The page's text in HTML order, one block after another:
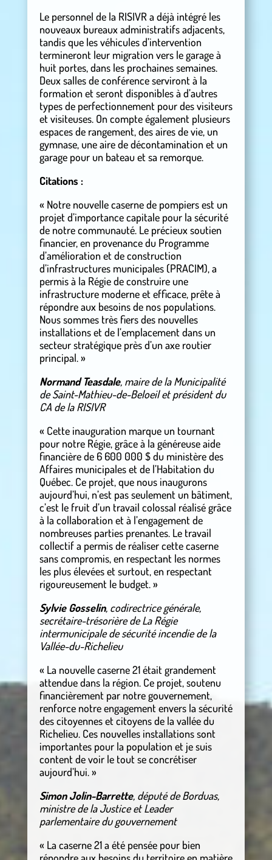
Le personnel de la RISIVR a déjà intégré les
nouveaux bureaux administratifs adjacents,
tandis que les véhicules d’intervention
termineront leur migration vers le garage à
huit portes, dans les prochaines semaines.
Deux salles de conférence serviront à la
formation et seront disponibles à d’autres
types de perfectionnement pour des visiteurs
et visiteuses. On compte également plusieurs
espaces de rangement, des aires de vie, un
gymnase, une aire de décontamination et un
garage pour un bateau et sa remorque.
Citations :
« Notre nouvelle caserne de pompiers est un
projet d’importance capitale pour la sécurité
de notre communauté. Le précieux soutien
financier, en provenance du Programme
d’amélioration et de construction
d’infrastructures municipales (PRACIM), a
permis à la Régie de construire une
infrastructure moderne et efficace, prête à
répondre aux besoins de nos populations.
Nous sommes très fiers des nouvelles
installations et de l’emplacement dans un
secteur stratégique près d’un axe routier
principal. »
Normand Teasdale, maire de la Municipalité
de Saint-Mathieu-de-Beloeil et président du
CA de la RISIVR
« Cette inauguration marque un tournant
pour notre Régie, grâce à la généreuse aide
financière de 6 600 000 $ du ministère des
Affaires municipales et de l’Habitation du
Québec. Ce projet, que nous inaugurons
aujourd’hui, n’est pas seulement un bâtiment,
c’est le fruit d’un travail colossal réalisé grâce
à la collaboration et à l’engagement de
nombreuses parties prenantes. Le travail
collectif a permis de réaliser cette caserne
sans compromis, en respectant les normes
les plus élevées et surtout, en respectant
rigoureusement le budget. »
Sylvie Gosselin, codirectrice générale,
secrétaire-trésorière de La Régie
intermunicipale de sécurité incendie de la
Vallée-du-Richelieu
« La nouvelle caserne 21 était grandement
attendue dans la région. Ce projet, soutenu
financièrement par notre gouvernement,
renforce notre engagement envers la sécurité
des citoyennes et citoyens de la vallée du
Richelieu. Ces nouvelles installations sont
importantes pour la population et je suis
content de voir le tout se concrétiser
aujourd’hui. »
Simon Jolin-Barrette, député de Borduas,
ministre de la Justice et Leader
parlementaire du gouvernement
« La caserne 21 a été pensée pour bien